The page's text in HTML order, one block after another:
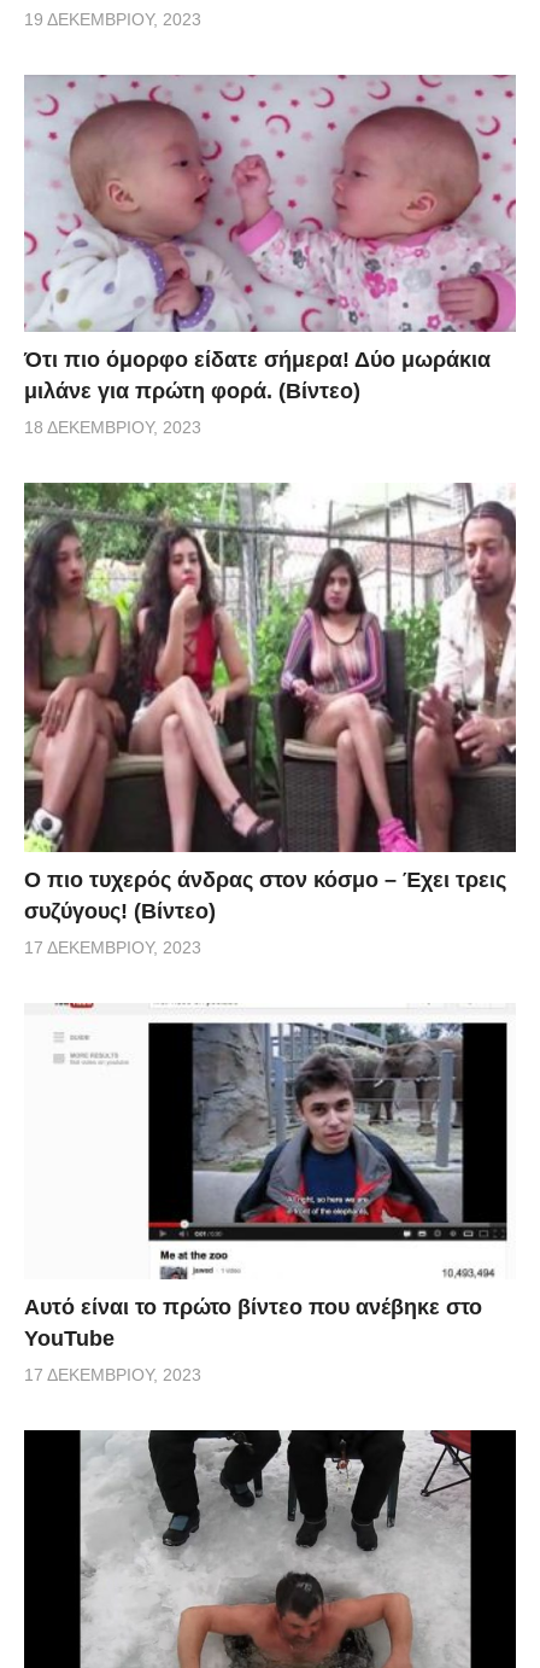
19 ΔΕΚΕΜΒΡΊΟΥ, 2023
Ότι πιο όμορφο είδατε σήμερα! Δύο μωράκια
μιλάνε για πρώτη φορά. (Βίντεο)
18 ΔΕΚΕΜΒΡΊΟΥ, 2023
Ο πιο τυχερός άνδρας στον κόσμο – Έχει τρεις
συζύγους! (Βίντεο)
17 ΔΕΚΕΜΒΡΊΟΥ, 2023
Αυτό είναι το πρώτο βίντεο που ανέβηκε στο
YouTube
17 ΔΕΚΕΜΒΡΊΟΥ, 2023